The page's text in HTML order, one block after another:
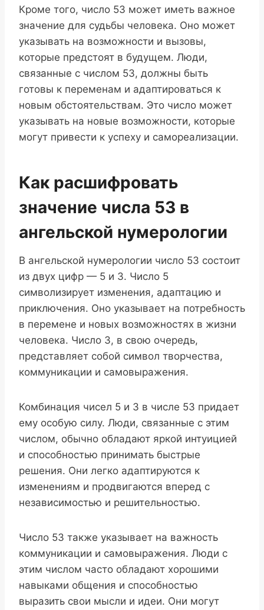
Кроме того, число 53 может иметь важное
значение для судьбы человека. Оно может
указывать на возможности и вызовы,
которые предстоят в будущем. Люди,
связанные с числом 53, должны быть
готовы к переменам и адаптироваться к
новым обстоятельствам. Это число может
указывать на новые возможности, которые
могут привести к успеху и самореализации.
Как расшифровать
значение числа 53 в
ангельской нумерологии
В ангельской нумерологии число 53 состоит
из двух цифр — 5 и 3. Число 5
символизирует изменения, адаптацию и
приключения. Оно указывает на потребность
в перемене и новых возможностях в жизни
человека. Число 3, в свою очередь,
представляет собой символ творчества,
коммуникации и самовыражения.
Комбинация чисел 5 и 3 в числе 53 придает
ему особую силу. Люди, связанные с этим
числом, обычно обладают яркой интуицией
и способностью принимать быстрые
решения. Они легко адаптируются к
изменениям и продвигаются вперед с
независимостью и решительностью.
Число 53 также указывает на важность
коммуникации и самовыражения. Люди с
этим числом часто обладают хорошими
навыками общения и способностью
выразить свои мысли и идеи. Они могут